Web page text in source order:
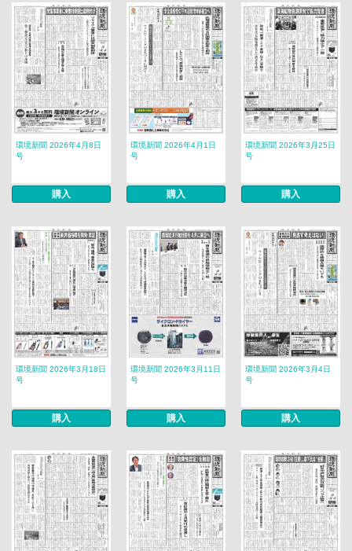
環境新聞 2026年4月8日
号
購入
環境新聞 2026年4月1日
号
購入
環境新聞 2026年3月25日
号
購入
環境新聞 2026年3月18日
号
購入
環境新聞 2026年3月11日
号
購入
環境新聞 2026年3月4日
号
購入